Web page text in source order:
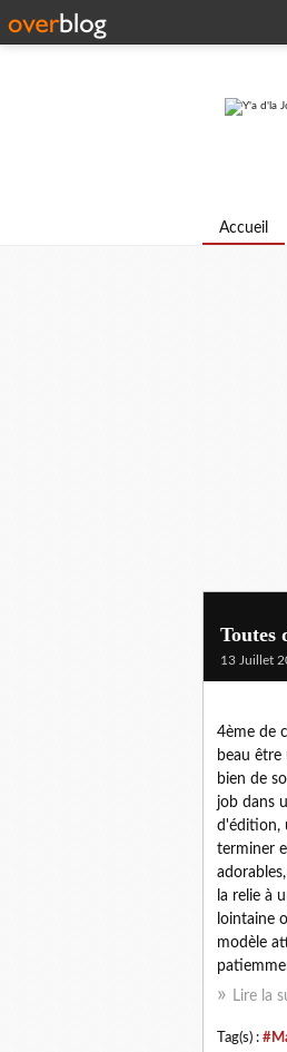
Accueil
Toutes
13 Juillet
4ème de
beau être
bien de
job dans
d'édition,
terminer
la relie à
lointaine
modèle
Lire la
Tag(s) :